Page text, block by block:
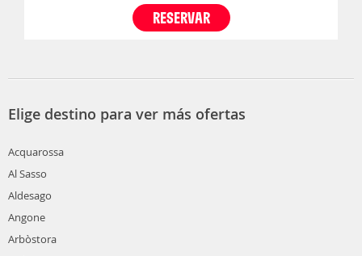
RESERVAR
Elige destino para ver más ofertas
Acquarossa
Al Sasso
Aldesago
Angone
Arbòstora